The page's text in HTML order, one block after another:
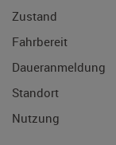
Zustand
Fahrbereit
Daueranmeldung
Standort
Nutzung